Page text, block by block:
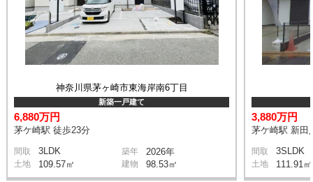
神奈川県茅ヶ崎市東海岸南6丁目
新築一戸建て
6,880万円
茅ケ崎駅 徒歩23分
間取 3LDK 築年 2026年
土地 109.57㎡ 建物 98.53㎡
3,880万円
茅ケ崎駅 新田
間取 3SLDK
土地 111.91㎡